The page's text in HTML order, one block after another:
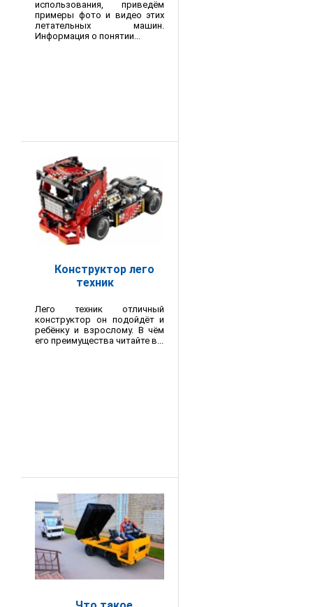
использования, приведём
примеры фото и видео этих
летательных машин.
Информация о понятии...
Конструктор лего
техник
Лего техник отличный
конструктор он подойдёт и
ребёнку и взрослому. В чём
его преимущества читайте в...